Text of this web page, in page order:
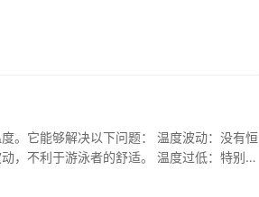
。它能够解决以下问题： 温度波动：没有恒
，不利于游泳者的舒适。 温度过低：特别是